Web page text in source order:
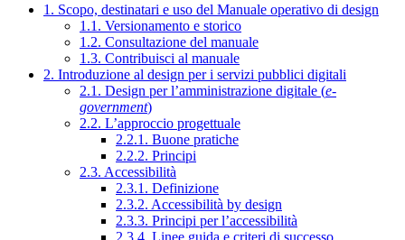
1. Scopo, destinatari e uso del Manuale operativo di design
1.1. Versionamento e storico
1.2. Consultazione del manuale
1.3. Contribuisci al manuale
2. Introduzione al design per i servizi pubblici digitali
2.1. Design per l’amministrazione digitale (e-
government)
2.2. L’approccio progettuale
2.2.1. Buone pratiche
2.2.2. Principi
2.3. Accessibilità
2.3.1. Definizione
2.3.2. Accessibilità by design
2.3.3. Principi per l’accessibilità
2.3.4. Linee guida e criteri di successo